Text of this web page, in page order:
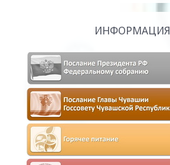
ИНФОРМАЦИЯ